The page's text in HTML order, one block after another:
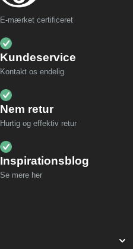
E-mærket certificeret
Kundeservice
Kontakt os endelig
Nem retur
Hurtig og effektiv retur
Inspirationsblog
Se mere her